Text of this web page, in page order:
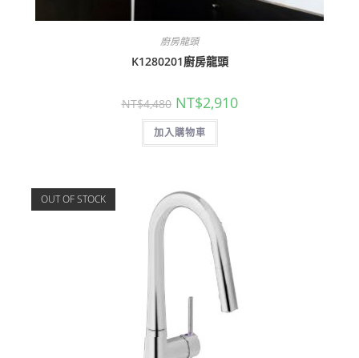
廚房龍頭
K1280201廚房龍頭
NT$4,480 原
始
價
格：
NT$4,480。
NT$2,910目
前
加入購物車
OUT OF STOCK